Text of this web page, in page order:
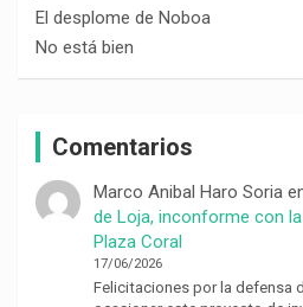
El desplome de Noboa
No está bien
Comentarios
Marco Anibal Haro Soria
de Loja, inconforme con
Plaza Coral
17/06/2026
Felicitaciones por la defensa